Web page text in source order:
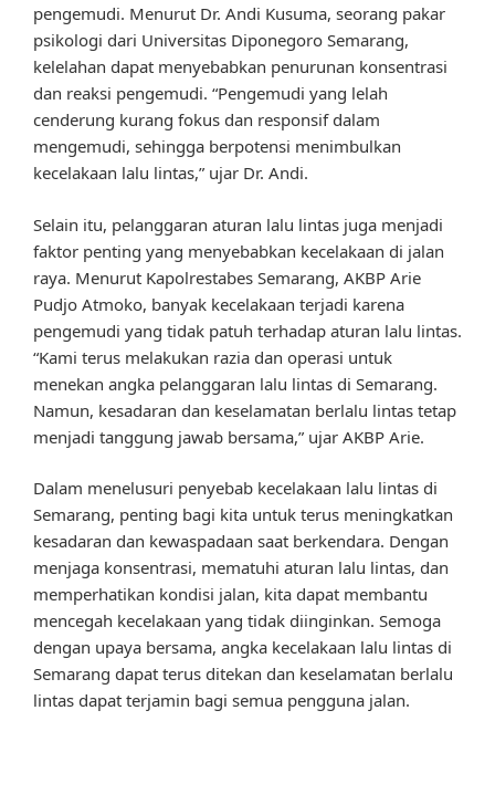
pengemudi. Menurut Dr. Andi Kusuma, seorang pakar
psikologi dari Universitas Diponegoro Semarang,
kelelahan dapat menyebabkan penurunan konsentrasi
dan reaksi pengemudi. “Pengemudi yang lelah
cenderung kurang fokus dan responsif dalam
mengemudi, sehingga berpotensi menimbulkan
kecelakaan lalu lintas,” ujar Dr. Andi.
Selain itu, pelanggaran aturan lalu lintas juga menjadi
faktor penting yang menyebabkan kecelakaan di jalan
raya. Menurut Kapolrestabes Semarang, AKBP Arie
Pudjo Atmoko, banyak kecelakaan terjadi karena
pengemudi yang tidak patuh terhadap aturan lalu lintas.
“Kami terus melakukan razia dan operasi untuk
menekan angka pelanggaran lalu lintas di Semarang.
Namun, kesadaran dan keselamatan berlalu lintas tetap
menjadi tanggung jawab bersama,” ujar AKBP Arie.
Dalam menelusuri penyebab kecelakaan lalu lintas di
Semarang, penting bagi kita untuk terus meningkatkan
kesadaran dan kewaspadaan saat berkendara. Dengan
menjaga konsentrasi, mematuhi aturan lalu lintas, dan
memperhatikan kondisi jalan, kita dapat membantu
mencegah kecelakaan yang tidak diinginkan. Semoga
dengan upaya bersama, angka kecelakaan lalu lintas di
Semarang dapat terus ditekan dan keselamatan berlalu
lintas dapat terjamin bagi semua pengguna jalan.